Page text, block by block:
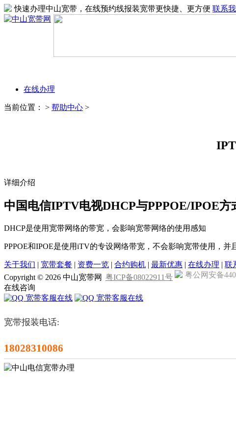
快速办理中山宽带，在线预约线报装宽带更快捷、更方便 联系
在线办理
当前位置： > 帮助中心 >
详细介绍
中国电信IPTV电视DHCP与PPPOE/IPOE方
DHCP是使用宽带网络的带宽，会影响宽带网络的使用感知
PPPOE和IPOE是使用iTV的专设网络带宽，不会影响宽带使用，并
关于我们 | 宽带套餐 | 资费一览 | 合约购机 | 最新优惠 | 在线办理 | 联
Copyright © 2026 中山宽带网 粤ICP备08022911号
粤公网安备
在线咨询
宽带客服在线
宽带客服在线
宽带报装电话:
18028310086